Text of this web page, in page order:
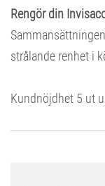
Rengör din
strålande renhet i
Kundnöjdhet 5 ut